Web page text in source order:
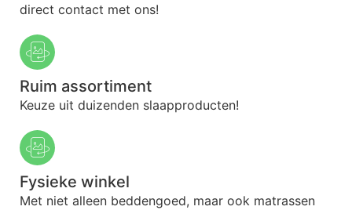
direct contact met ons!
Ruim assortiment
Keuze uit duizenden slaapproducten!
Fysieke winkel
Met niet alleen beddengoed, maar ook matrassen